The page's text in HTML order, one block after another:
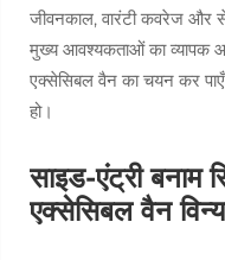
जीवनकाल, वारंटी कवरेज और
मुख्य आवश्यकताओं का
एक्सेसिबल वैन का चयन कर
हो।
साइड-एंट्री बनाम
एक्सेसिबल वैन